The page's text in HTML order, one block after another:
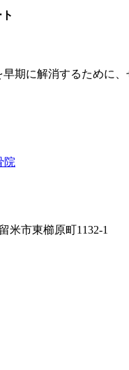
期に解消するために
米市東櫛原町1132-1